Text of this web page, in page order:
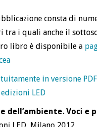
consta di
tra i quali anche il
libro è disponibile a
in versione
LED
dell’ambiente. Voci e